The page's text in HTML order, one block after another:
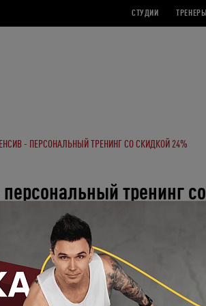
СТУДИИ ТРЕНЕРЫ
- ПЕРСОНАЛЬНЫЙ ТРЕНИНГ СО СКИДКОЙ 24%
тренинг со
тренинга, который разработан в виде полноценного
занятий в рамках пятинедельной тренировочной
мышечной массы.